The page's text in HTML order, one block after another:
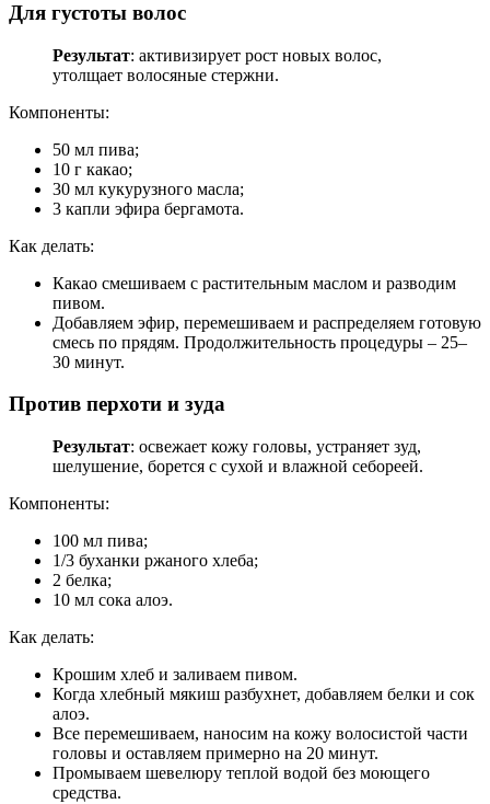
Для густоты волос
Результат: активизирует рост новых волос,
утолщает волосяные стержни.
Компоненты:
50 мл пива;
10 г какао;
30 мл кукурузного масла;
3 капли эфира бергамота.
Как делать:
Какао смешиваем с растительным маслом и разводим
пивом.
Добавляем эфир, перемешиваем и распределяем готовую
смесь по прядям. Продолжительность процедуры – 25–
30 минут.
Против перхоти и зуда
Результат: освежает кожу головы, устраняет зуд,
шелушение, борется с сухой и влажной себореей.
Компоненты:
100 мл пива;
1/3 буханки ржаного хлеба;
2 белка;
10 мл сока алоэ.
Как делать:
Крошим хлеб и заливаем пивом.
Когда хлебный мякиш разбухнет, добавляем белки и сок
алоэ.
Все перемешиваем, наносим на кожу волосистой части
головы и оставляем примерно на 20 минут.
Промываем шевелюру теплой водой без моющего
средства.